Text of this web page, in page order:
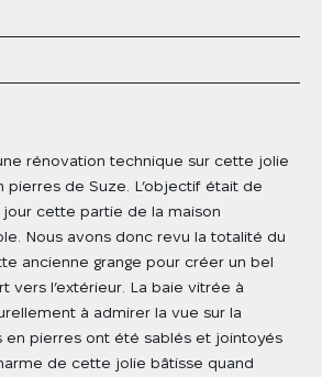
rénovation technique sur cette jolie
pierres de Suze. L’objectif était de
cette partie de la maison
Nous avons donc revu la totalité du
ancienne grange pour créer un bel
vers l’extérieur. La baie vitrée à
à admirer la vue sur la
en pierres ont été sablés et jointoyés
de cette jolie bâtisse quand